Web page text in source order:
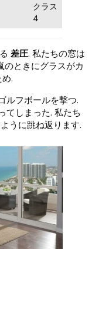
クラス
4
差圧. 私たちの窓は
のときにグラスがカ
.
ルフボールを撃つ.
てしまった. 私たち
うに跳ね返ります.